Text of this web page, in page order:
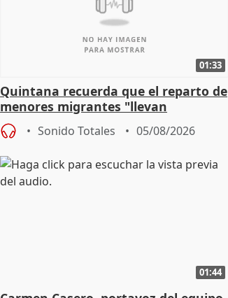
01:33
Quintana recuerda que el reparto de
menores migrantes "llevan
aportación del Gobierno" central
Sonido Totales 05/08/2026
01:44